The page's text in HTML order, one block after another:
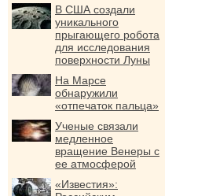
В США создали
уникального
прыгающего робота
для исследования
поверхности Луны
На Марсе
обнаружили
«отпечаток пальца»
Ученые связали
медленное
вращение Венеры с
ее атмосферой
«Известия»: